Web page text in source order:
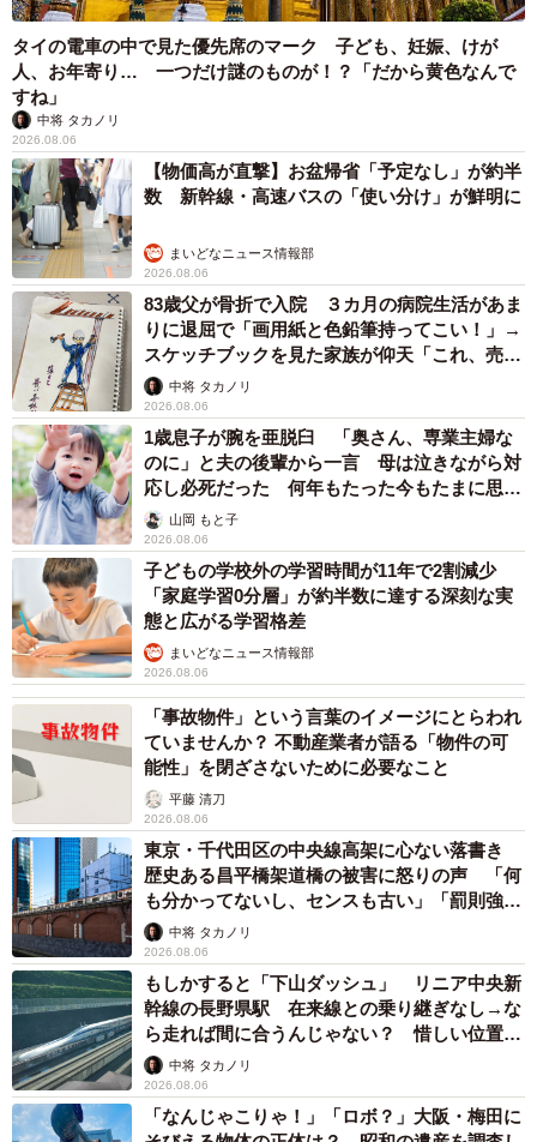
5/20
小さなちいちゃん。お兄ちゃんと一緒にすやすやーー（画像提供：ちー
ちゃん-Mari-うるちゃんさん／Instagram）
初日とは思えないほど自然体で、家族のそばを行き来し、
安心しきったように眠り、抱っこされたままうとうとする
姿も。小さな体に残る環境の痕跡ーー鼻の汚れが取れるま
で少し時間はかかったものの、その日から家の空気は大き
く変わっていきました。
「リビングで元気いっぱいに遊んで、息子に抱っこされた
まま寝たり、サイレントニャーをしてくれたり…。まるで
前からこの家にいたかのようでした。ちいが来てから我が
家は明るくなり、会話も増えました」
タイの電車の中で見た優先席のマーク 子ども、妊娠、けが
人、お年寄り… 一つだけ謎のものが！？「だから黄色なんで
すね」
中将 タカノリ
2026.08.06
【物価高が直撃】お盆帰省「予定なし」が約半
数 新幹線・高速バスの「使い分け」が鮮明に
まいどなニュース情報部
2026.08.06
83歳父が骨折で入院 ３カ月の病院生活があま
りに退屈で「画用紙と色鉛筆持ってこい！」→
スケッチブックを見た家族が仰天「これ、売れ
ますよ…」
中将 タカノリ
2026.08.06
1歳息子が腕を亜脱臼 「奥さん、専業主婦な
のに」と夫の後輩から一言 母は泣きながら対
応し必死だった 何年もたった今もたまに思い
出し…山岡 もと子
2026.08.06
子どもの学校外の学習時間が11年で2割減少
「家庭学習0分層」が約半数に達する深刻な実
態と広がる学習格差
まいどなニュース情報部
2026.08.06
「事故物件」という言葉のイメージにとらわれ
ていませんか？ 不動産業者が語る「物件の可
能性」を閉ざさないために必要なこと
平藤 清刀
2026.08.06
東京・千代田区の中央線高架に心ない落書き
歴史ある昌平橋架道橋の被害に怒りの声 「何
も分かってないし、センスも古い」「罰則強化
して」中将 タカノリ
2026.08.06
もしかすると「下山ダッシュ」 リニア中央新
幹線の長野県駅 在来線との乗り継ぎなし→な
ら走れば間に合うんじゃない？ 惜しい位置関
係が反響
中将 タカノリ
2026.08.06
「なんじゃこりゃ！」「ロボ？」大阪・梅田に